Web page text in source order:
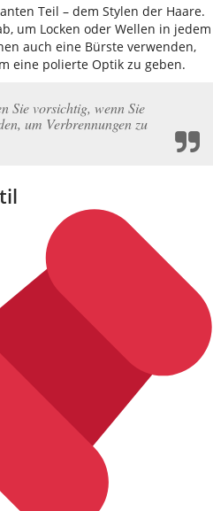
Teil – dem Stylen der Haare.
um Locken oder Wellen in jedem
auch eine Bürste verwenden,
eine polierte Optik zu geben.
Sie vorsichtig, wenn Sie
um Verbrennungen zu